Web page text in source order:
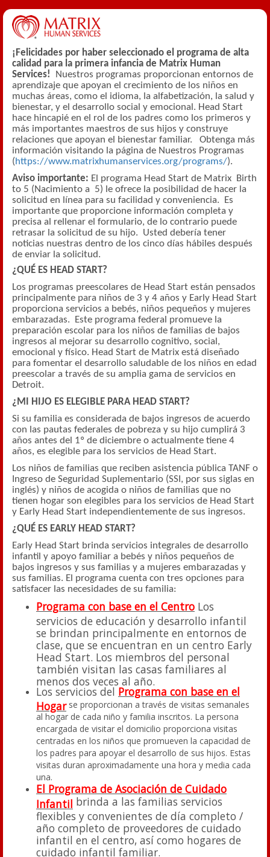
¡Felicidades por haber seleccionado el programa de alta
calidad para la primera infancia de Matrix Human
Services!
Nuestros programas proporcionan entornos de
aprendizaje que apoyan el crecimiento de los niños en
muchas áreas, como el idioma, la alfabetización, la salud y
bienestar, y el desarrollo social y emocional. Head Start
hace hincapié en el rol de los padres como los primeros y
más importantes maestros de sus hijos y construye
relaciones que apoyan el bienestar familiar. Obtenga más
información visitando la página de Nuestros Programas
(https://www.matrixhumanservices.org/programs/).
Aviso importante: El programa Head Start de Matrix Birth
to 5 (Nacimiento a 5) le ofrece la posibilidad de hacer la
solicitud en línea para su facilidad y conveniencia. Es
importante que proporcione información completa y
precisa al rellenar el formulario, de lo contrario puede
retrasar la solicitud de su hijo. Usted debería tener
noticias nuestras dentro de los cinco días hábiles después
de enviar la solicitud.
¿QUÉ ES HEAD START?
Los programas preescolares de Head Start están pensados
principalmente para niños de 3 y 4 años y Early Head Start
proporciona servicios a bebés, niños pequeños y mujeres
embarazadas. Este programa federal promueve la
preparación escolar para los niños de familias de bajos
ingresos al mejorar su desarrollo cognitivo, social,
emocional y físico. Head Start de Matrix está diseñado
para fomentar el desarrollo saludable de los niños en edad
preescolar a través de su amplia gama de servicios en
Detroit.
¿MI HIJO ES ELEGIBLE PARA HEAD START?
Si su familia es considerada de bajos ingresos de acuerdo
con las pautas federales de pobreza y su hijo cumplirá 3
años antes del 1º de diciembre o actualmente tiene 4
años, es elegible para los servicios de Head Start.
Los niños de familias que reciben asistencia pública TANF o
Ingreso de Seguridad Suplementario (SSI, por sus siglas en
inglés) y niños de acogida o niños de familias que no
tienen hogar son elegibles para los servicios de Head Start
y Early Head Start independientemente de sus ingresos.
¿QUÉ ES EARLY HEAD START?
Early Head Start brinda servicios integrales de desarrollo
infantil y apoyo familiar a bebés y niños pequeños de
bajos ingresos y sus familias y a mujeres embarazadas y
sus familias. El programa cuenta con tres opciones para
satisfacer las necesidades de su familia:
Programa con base en el Centro Los
servicios de educación y desarrollo infantil
se brindan principalmente en entornos de
clase, que se encuentran en un centro Early
Head Start. Los miembros del personal
también visitan las casas familiares al
menos dos veces al año.
Los servicios del Programa con base en el
Hogarse proporcionan a través de visitas semanales
al hogar de cada niño y familia inscritos. La persona
encargada de visitar el domicilio proporciona visitas
centradas en los niños que promueven la capacidad de
los padres para apoyar el desarrollo de sus hijos. Estas
visitas duran aproximadamente una hora y media cada
una.
El Programa de Asociación de Cuidado
Infantil brinda a las familias servicios
flexibles y convenientes de día completo /
año completo de proveedores de cuidado
infantil en el centro, así como hogares de
cuidado infantil familiar.